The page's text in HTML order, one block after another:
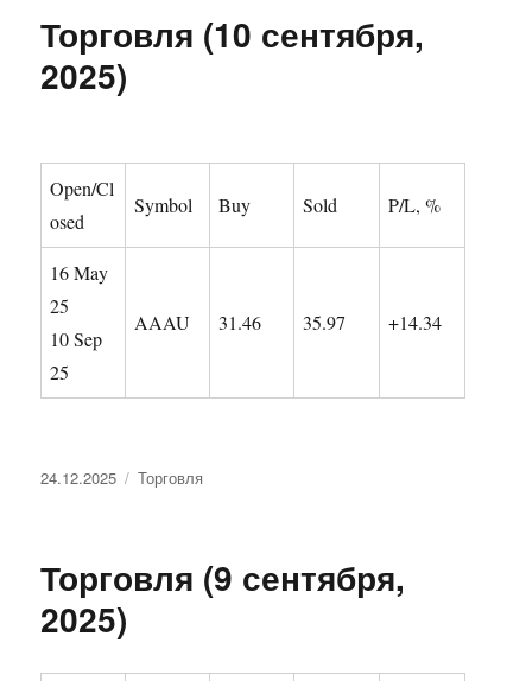
Торговля (10 сентября,
2025)
Open/Cl
osed
Symbol Buy Sold P/L, %
16 May
25
10 Sep
25
AAAU 31.46 35.97 +14.34
Опубликовано
24.12.2025 Рубрики
Торговля
Торговля (9 сентября,
2025)